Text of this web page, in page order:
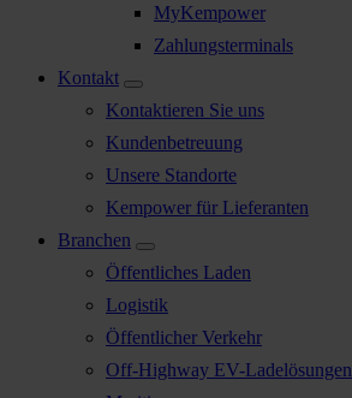
MyKempower
Zahlungsterminals
Kontakt
Kontaktieren Sie uns
Kundenbetreuung
Unsere Standorte
Kempower für Lieferanten
Branchen
Öffentliches Laden
Logistik
Öffentlicher Verkehr
Off-Highway EV-Ladelösungen